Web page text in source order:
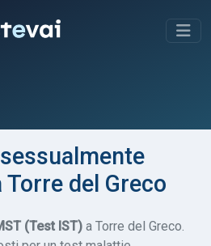
del Greco
(Test IST) a Torre del Greco.